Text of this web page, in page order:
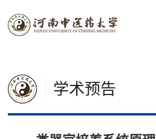
学术预告